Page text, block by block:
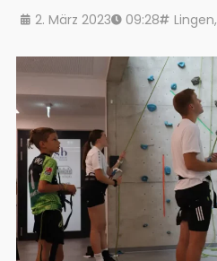
2. März 2023 09:28 Lingen,